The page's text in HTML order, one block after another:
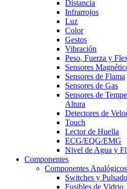
Distancia
Infrarrojos
Luz
Color
Gestos
Vibración
Peso, Fuerza y
Sensores
Sensores de Flama
Sensores de Gas
Sensores de
Altura
Detectores de
Touch
Lector de Huella
ECG/EQG/EMG
Nivel de Agua y
Componentes
Componentes Analógicos
Switches y
Fusibles de Vidrio